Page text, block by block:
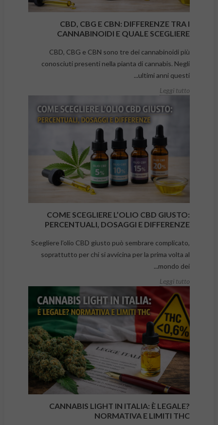
CBD, CBG E CBN: DIFFERENZE TRA I
CANNABINOIDI E QUALE SCEGLIERE
CBD, CBG e CBN sono tre dei cannabinoidi più
conosciuti presenti nella pianta di cannabis. Negli
ultimi anni questi...
Leggi tutto
COME SCEGLIERE L’OLIO CBD GIUSTO:
PERCENTUALI, DOSAGGI E DIFFERENZE
Scegliere l’olio CBD giusto può sembrare complicato,
soprattutto per chi si avvicina per la prima volta al
mondo dei...
Leggi tutto
CANNABIS LIGHT IN ITALIA: È LEGALE?
NORMATIVA E LIMITI THC